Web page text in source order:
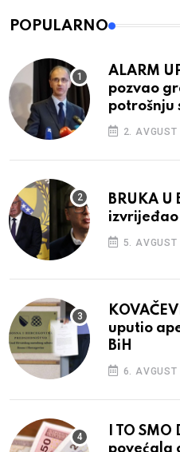
POPULARNO
ALARM
pozvao
potrošnju
2. AVGUST
BRUKA U
izvrijeđao
5. AVGUST
uputio
BiH
6. AVGUST
I TO
povećala